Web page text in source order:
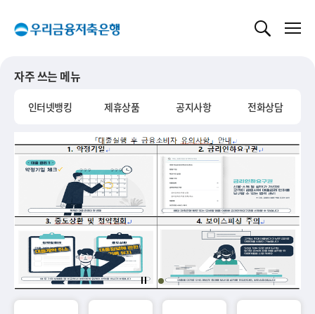
자주 쓰는 메뉴
인터넷뱅킹 제휴상품 공지사항 전화상담